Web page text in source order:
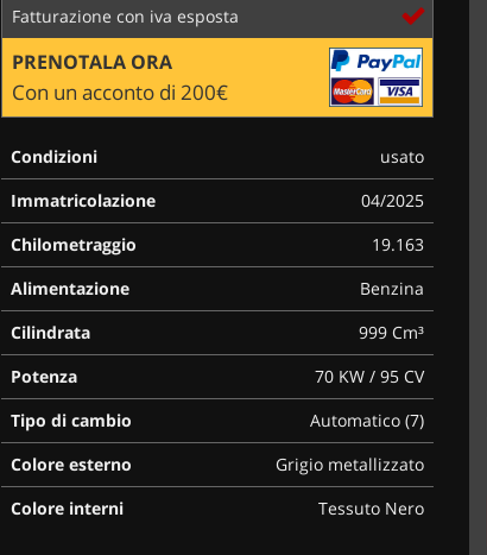
Fatturazione con iva esposta
PRENOTALA ORA
Con un acconto di 200€
Condizioni
usato
Immatricolazione
04/2025
Chilometraggio
19.163
Alimentazione
Benzina
Cilindrata
999 Cm³
Potenza
70 KW / 95 CV
Tipo di cambio
Automatico (7)
Colore esterno
Grigio metallizzato
Colore interni
Tessuto Nero